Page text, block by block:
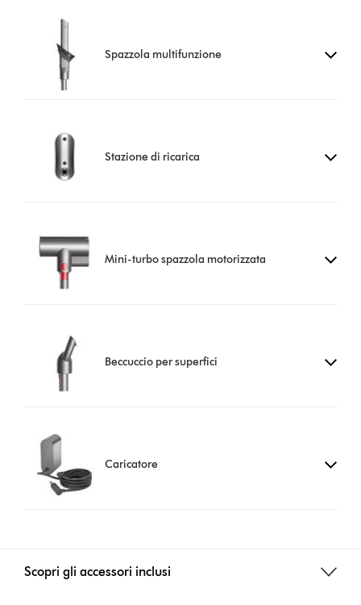
Spazzola multifunzione
Stazione di ricarica
Mini-turbo spazzola motorizzata
Beccuccio per superfici
Caricatore
Scopri gli accessori inclusi